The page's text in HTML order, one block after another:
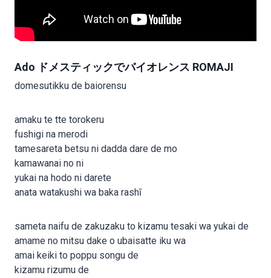
Ado ドメスティックでバイオレンス ROMAJI
domesutikku de baiorensu
amaku te tte torokeru
fushigi na merodi
tamesareta betsu ni dadda dare de mo
kamawanai no ni
yukai na hodo ni darete
anata watakushi wa baka rashī
sameta naifu de zakuzaku to kizamu tesaki wa yukai de
amame no mitsu dake o ubaisatte iku wa
amai keiki to poppu songu de
kizamu rizumu de